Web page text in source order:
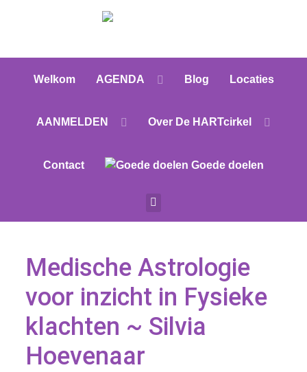
Welkom AGENDA Blog Locaties
AANMELDEN Over De HARTcirkel
Contact Goede doelen
Medische Astrologie
voor inzicht in Fysieke
klachten ~ Silvia
Hoevenaar